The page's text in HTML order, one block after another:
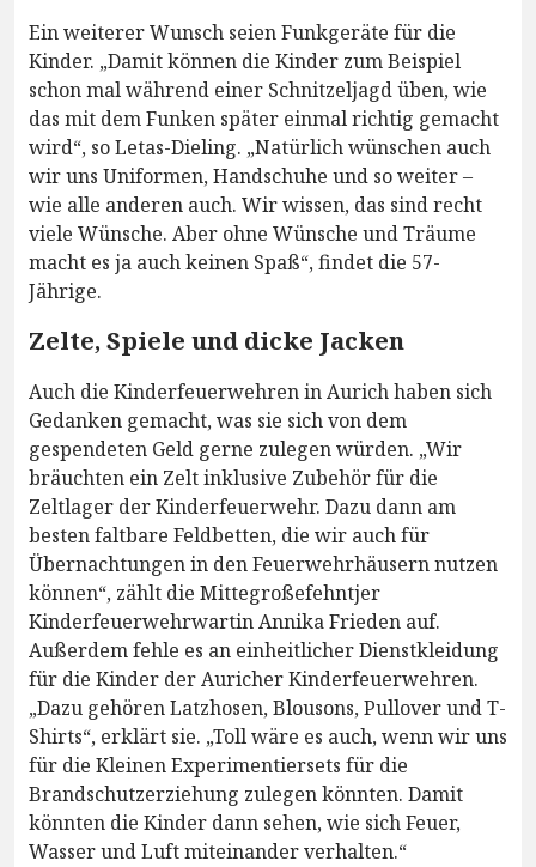
Ein weiterer Wunsch seien Funkgeräte für die
Kinder. „Damit können die Kinder zum Beispiel
schon mal während einer Schnitzeljagd üben, wie
das mit dem Funken später einmal richtig gemacht
wird“, so Letas-Dieling. „Natürlich wünschen auch
wir uns Uniformen, Handschuhe und so weiter –
wie alle anderen auch. Wir wissen, das sind recht
viele Wünsche. Aber ohne Wünsche und Träume
macht es ja auch keinen Spaß“, findet die 57-
Jährige.
Zelte, Spiele und dicke Jacken
Auch die Kinderfeuerwehren in Aurich haben sich
Gedanken gemacht, was sie sich von dem
gespendeten Geld gerne zulegen würden. „Wir
bräuchten ein Zelt inklusive Zubehör für die
Zeltlager der Kinderfeuerwehr. Dazu dann am
besten faltbare Feldbetten, die wir auch für
Übernachtungen in den Feuerwehrhäusern nutzen
können“, zählt die Mittegroßefehntjer
Kinderfeuerwehrwartin Annika Frieden auf.
Außerdem fehle es an einheitlicher Dienstkleidung
für die Kinder der Auricher Kinderfeuerwehren.
„Dazu gehören Latzhosen, Blousons, Pullover und T-
Shirts“, erklärt sie. „Toll wäre es auch, wenn wir uns
für die Kleinen Experimentiersets für die
Brandschutzerziehung zulegen könnten. Damit
könnten die Kinder dann sehen, wie sich Feuer,
Wasser und Luft miteinander verhalten.“